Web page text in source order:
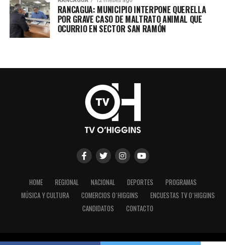
RANCAGUA: MUNICIPIO INTERPONE QUERELLA
POR GRAVE CASO DE MALTRATO ANIMAL QUE
OCURRIO EN SECTOR SAN RAMÓN
HOME REGIONAL NACIONAL DEPORTES
PROGRAMAS
MÚSICA Y CULTURA
COMERCIOS O´HIGGINS
ENCUESTAS TV O´HIGGINS
CANDIDATOS
CONTACTO